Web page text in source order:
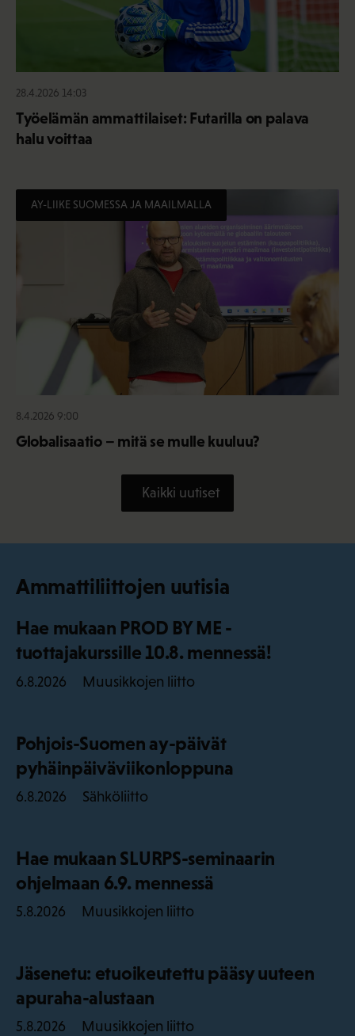
28.4.2026 14:03
Työelämän ammattilaiset: Futarilla on palava
halu voittaa
AY-LIIKE SUOMESSA JA MAAILMALLA
8.4.2026 9:00
Globalisaatio – mitä se mulle kuuluu?
Kaikki uutiset
Ammattiliittojen uutisia
Hae mukaan PROD BY ME -
tuottajakurssille 10.8. mennessä!
6.8.2026 Muusikkojen liitto
Pohjois-Suomen ay-päivät
pyhäinpäiväviikonloppuna
6.8.2026 Sähköliitto
Hae mukaan SLURPS-seminaarin
ohjelmaan 6.9. mennessä
5.8.2026 Muusikkojen liitto
Jäsenetu: etuoikeutettu pääsy uuteen
apuraha-alustaan
5.8.2026 Muusikkojen liitto